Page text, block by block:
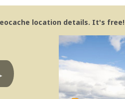
location details. It's free!